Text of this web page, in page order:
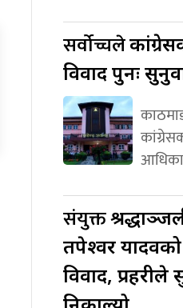
सर्वोच्चले
विवाद पुनः
संयुक्त
तपेश्वर
विवाद, प्रहरीले